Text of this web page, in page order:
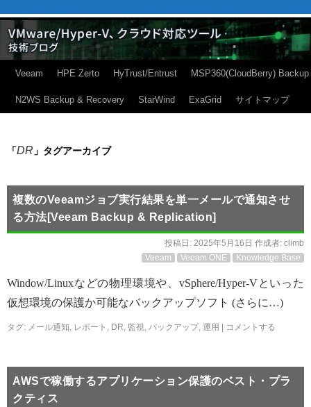
Veeam HPE Zerto HyTrust/Entrust MSP360(CloudBerry) Backup
N2WS Backup & Recovery StarWind ExaGrid サイトマップ
「DR 」タグアーカイブ
複数のVeeamジョブ実行結果を単一メールで通知させ
る方法[Veeam Backup & Replication]
投稿日: 2025年5月16日 作成者: climb
Veeam
Veeam ONE Knowledge Base
Window/Linuxなどの物理環境や、vSphere/Hyper-Vといった
仮想環境の保護か可能なバックアップソフト (さらに…)
タグ: メール通知, レポート , DR, 監視, バックアップ, 運用 コメントする
AWSで稼働するアプリケーション保護のベスト・プラ
クティス